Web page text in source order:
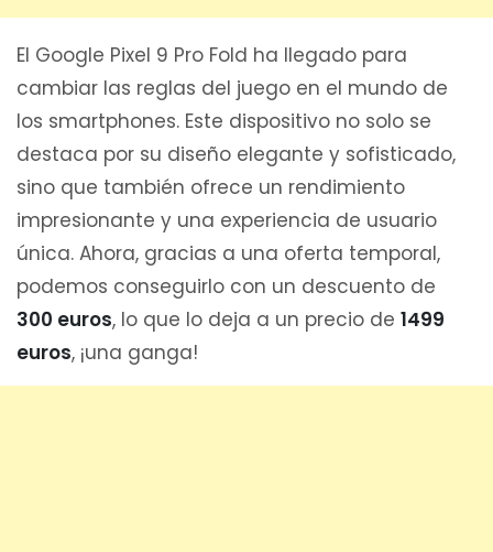
El Google Pixel 9 Pro Fold ha llegado para
cambiar las reglas del juego en el mundo de
los smartphones. Este dispositivo no solo se
destaca por su diseño elegante y sofisticado,
sino que también ofrece un rendimiento
impresionante y una experiencia de usuario
única. Ahora, gracias a una oferta temporal,
podemos conseguirlo con un descuento de
300 euros, lo que lo deja a un precio de 1499
euros, ¡una ganga!